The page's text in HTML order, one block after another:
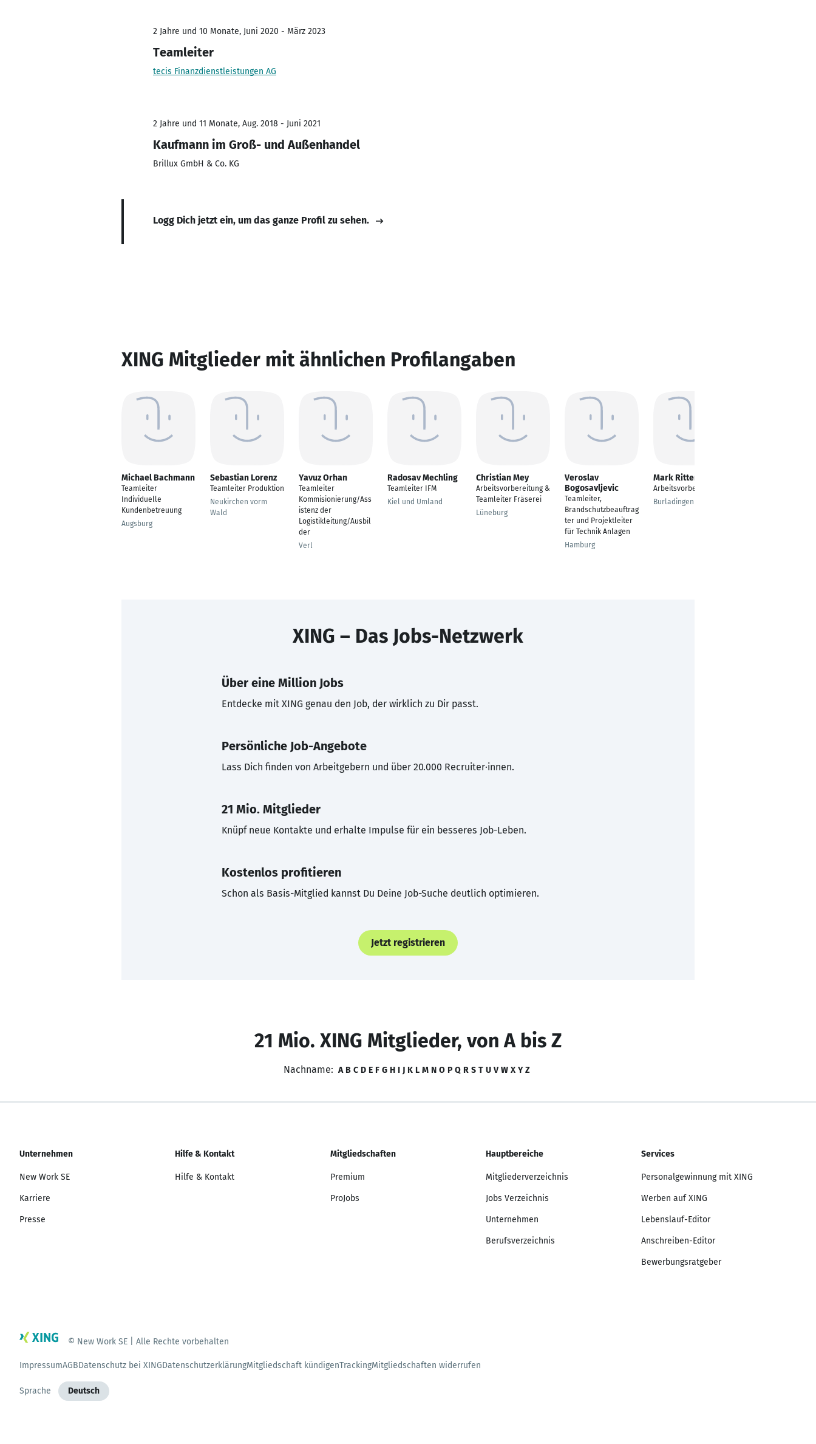
2 Jahre und 10 Monate, Juni 2020 - März 2023
Teamleiter
tecis Finanzdienstleistungen AG
2 Jahre und 11 Monate, Aug. 2018 - Juni 2021
Kaufmann im Groß- und Außenhandel
Brillux GmbH & Co. KG
Logg Dich jetzt ein, um das ganze Profil zu sehen.
XING Mitglieder mit ähnlichen Profilangaben
Michael Bachmann
Teamleiter
Individuelle
Kundenbetreuung
Augsburg
Sebastian Lorenz
Teamleiter Produktion
Neukirchen vorm
Wald
Yavuz Orhan
Teamleiter
Kommisionierung/Ass
istenz der
Logistikleitung/Ausbil
der
Verl
Radosav Mechling
Teamleiter IFM
Kiel und Umland
Christian Mey
Arbeitsvorbereitung &
Teamleiter Fräserei
Lüneburg
Veroslav
Bogosavljevic
Teamleiter,
Brandschutzbeauftrag
ter und Projektleiter
für Technik Anlagen
Hamburg
Mark Ritter
Arbeitsvorbereiter
Burladingen
XING – Das Jobs-Netzwerk
Über eine Million Jobs
Entdecke mit XING genau den Job, der wirklich zu Dir passt.
Persönliche Job-Angebote
Lass Dich finden von Arbeitgebern und über 20.000 Recruiter·innen.
21 Mio. Mitglieder
Knüpf neue Kontakte und erhalte Impulse für ein besseres Job-Leben.
Kostenlos profitieren
Schon als Basis-Mitglied kannst Du Deine Job-Suche deutlich optimieren.
Jetzt registrieren
21 Mio. XING Mitglieder, von A bis Z
Nachname: A B C D E F G H I J K L M N O P Q R S T U V W X Y Z
Unternehmen
New Work SE
Karriere
Presse
Hilfe & Kontakt
Hilfe & Kontakt
Mitgliedschaften
Premium
ProJobs
Hauptbereiche
Mitgliederverzeichnis
Jobs Verzeichnis
Unternehmen
Berufsverzeichnis
Services
Personalgewinnung mit XING
Werben auf XING
Lebenslauf-Editor
Anschreiben-Editor
Bewerbungsratgeber
© New Work SE | Alle Rechte vorbehalten
ImpressumAGBDatenschutz bei XINGDatenschutzerklärungMitgliedschaft kündigenTrackingMitgliedschaften widerrufen
Sprache Deutsch